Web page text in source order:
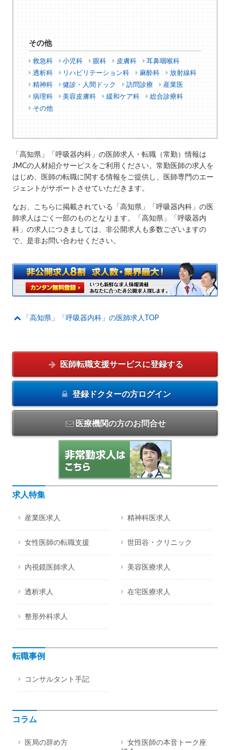
その他
救急科 小児科 眼科 皮膚科
耳鼻咽喉科
透析科
リハビリテーション科 麻酔科
放射線科
精神科
健診・人間ドック 訪問診療
産業医
病理科
美容皮膚科 緩和ケア科
総合診療科
その他
「高知県」「呼吸器内科」の医師求人・転職（常勤）情報は
JMCの人材紹介サービスをご利用ください。常勤医師の求人を
はじめ、医師の転職に関する情報をご提供し、医師専門のエー
ジェントがサポートさせていただきます。
なお、こちらに掲載されている「高知県」「呼吸器内科」の医
師求人はごく一部のものとなります。「高知県」「呼吸器内
科」の求人につきましては、非公開求人も多数ございますの
で、是非お問い合わせください。
「高知県」「呼吸器内科」の医師求人TOP
医師転職支援サービスに登録する
登録ドクターの方ログイン
医療機関の方のお問合せ
求人特集
産業医求人 精神科医求人
女性医師の転職支援 世田谷・クリニック
内視鏡医師求人 美容医療求人
透析求人 在宅医療求人
整形外科求人
転職事例
コンサルタント手記
コラム
医局の辞め方
女性医師の本音トーク座